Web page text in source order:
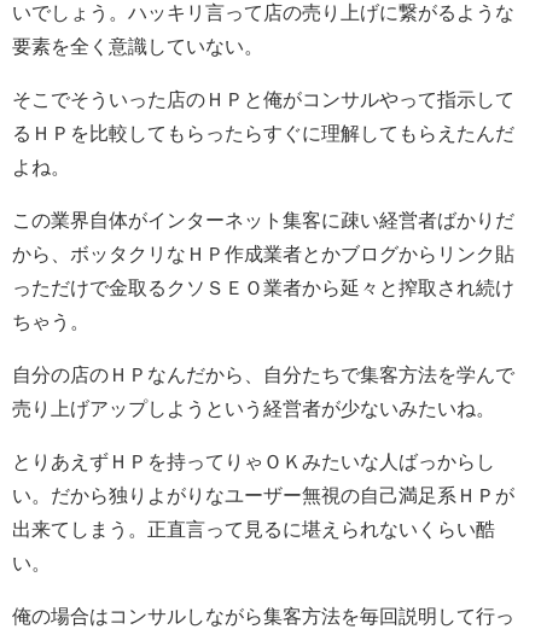
いでしょう。ハッキリ言って店の売り上げに繋がるような
要素を全く意識していない。
そこでそういった店のＨＰと俺がコンサルやって指示して
るＨＰを比較してもらったらすぐに理解してもらえたんだ
よね。
この業界自体がインターネット集客に疎い経営者ばかりだ
から、ボッタクリなＨＰ作成業者とかブログからリンク貼
っただけで金取るクソＳＥＯ業者から延々と搾取され続け
ちゃう。
自分の店のＨＰなんだから、自分たちで集客方法を学んで
売り上げアップしようという経営者が少ないみたいね。
とりあえずＨＰを持ってりゃＯＫみたいな人ばっからし
い。だから独りよがりなユーザー無視の自己満足系ＨＰが
出来てしまう。正直言って見るに堪えられないくらい酷
い。
俺の場合はコンサルしながら集客方法を毎回説明して行っ